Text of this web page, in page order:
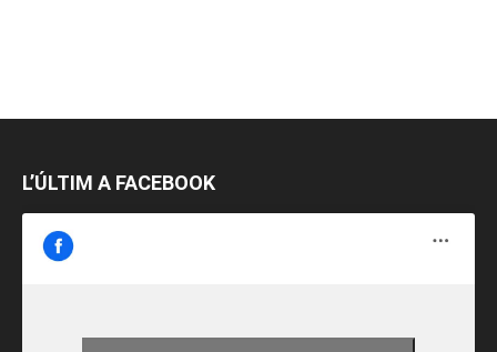
L’ÚLTIM A FACEBOOK